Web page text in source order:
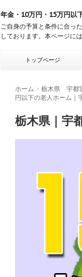
年金・10万円・15万円以
ご自身の予算と条件に合っ
しております。本ページに
トップページ
ホーム > 栃木県 宇都
円以下の老人ホーム｜
栃木県｜宇